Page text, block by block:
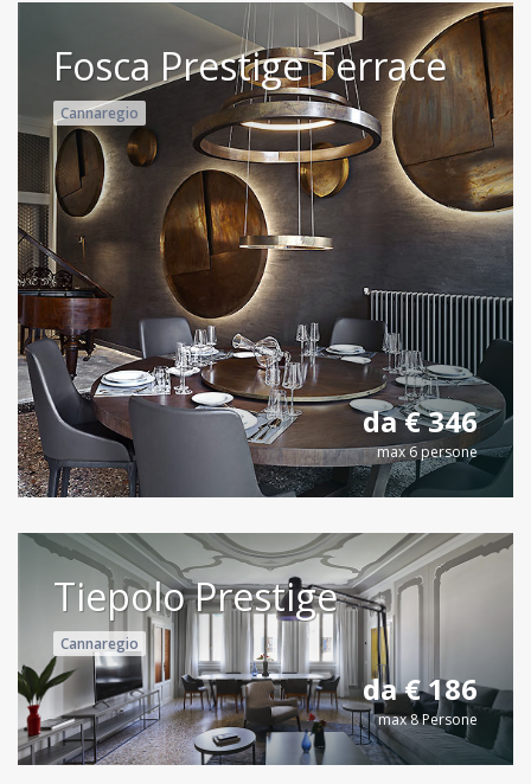
Fosca Prestige Terrace
Cannaregio
da € 346
max 6 persone
Tiepolo Prestige
Cannaregio
da € 186
max 8 Persone